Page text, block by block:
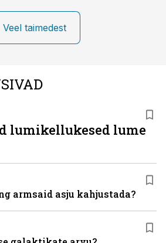
Veel taimedest
lumikellukesed lume
armsaid asju kahjustada?